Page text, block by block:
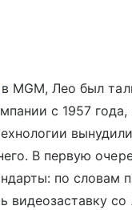
в MGM, Лео был
с 1957 года,
В первую
по словам
видеозаставку